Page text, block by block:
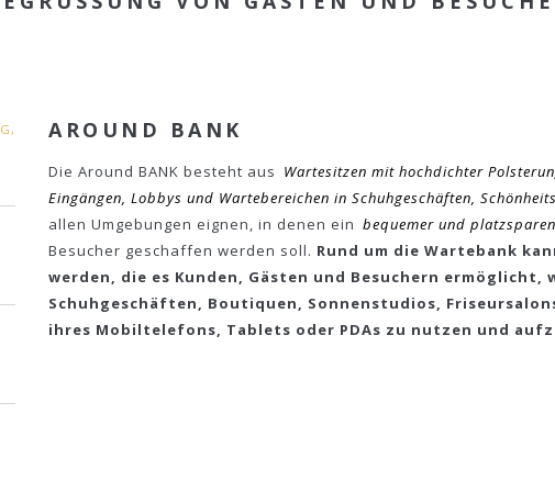
AROUND BANK
Die Around BANK besteht aus Wartesitzen mit hochdichter
Eingängen, Lobbys und Wartebereichen in Schuhgeschäften,
allen Umgebungen eignen, in denen ein bequemer und
Besucher geschaffen werden soll. Rund um die Wartebank
werden, die es Kunden, Gästen und Besuchern ermöglicht,
Schuhgeschäften, Boutiquen, Sonnenstudios,
ihres Mobiltelefons, Tablets oder PDAs zu nutzen und